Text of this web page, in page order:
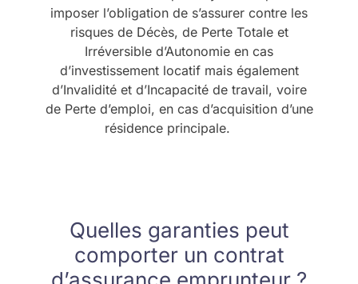
imposer l’obligation de s’assurer contre les
risques de Décès, de Perte Totale et
Irréversible d’Autonomie en cas
d’investissement locatif mais également
d’Invalidité et d’Incapacité de travail, voire
de Perte d’emploi, en cas d’acquisition d’une
résidence principale.
Quelles garanties peut
comporter un contrat